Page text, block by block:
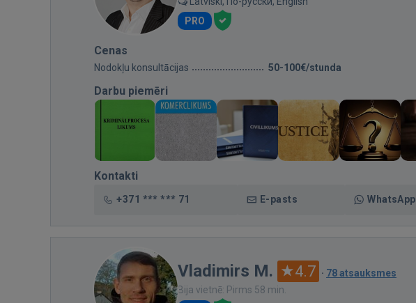
PRO
Cenas
Nodokļu konsultācijas 50-100€/stunda
Darbu piemēri
Kontakti
+371 *** *** 71 E-pasts WhatsApp
Vladimirs M. 4.7 · 78 atsauksmes
Bija vietnē: Pirms 58 min.